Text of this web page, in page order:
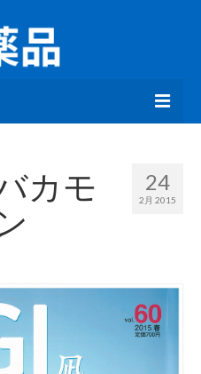
24
2月 2015
カモ